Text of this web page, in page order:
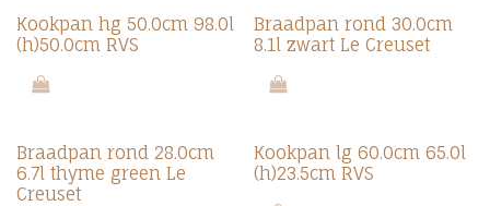
Kookpan hg 50.0cm 98.0l
(h)50.0cm RVS
Braadpan rond 30.0cm
8.1l zwart Le Creuset
Braadpan rond 28.0cm
6.7l thyme green Le
Creuset
Kookpan lg 60.0cm 65.0l
(h)23.5cm RVS